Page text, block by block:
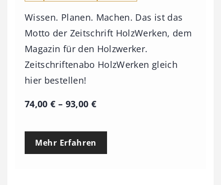
Wissen. Planen. Machen. Das ist das
Motto der Zeitschrift HolzWerken, dem
Magazin für den Holzwerker.
Zeitschriftenabo HolzWerken gleich
hier bestellen!
74,00€ – 93,00 €P
e
Mehr Erfahren